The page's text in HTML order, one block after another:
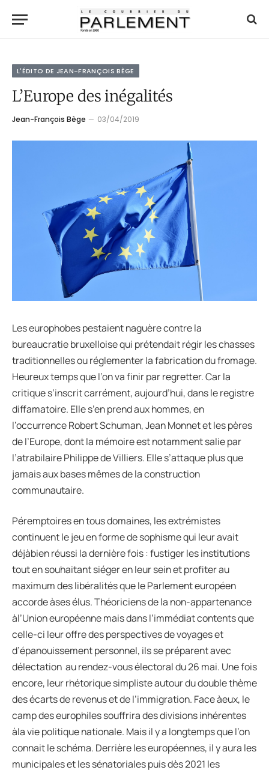
L'ÉDITO DE JEAN-FRANÇOIS BÈGE
L’Europe des inégalités
Jean-François Bège 03/04/2019
Les europhobes pestaient naguère contre la
bureaucratie bruxelloise qui prétendait régir les chasses
traditionnelles ou réglementer la fabrication du fromage.
Heureux temps que l’on va finir par regretter. Car la
critique s’inscrit carrément, aujourd’hui, dans le registre
diffamatoire. Elle s’en prend aux hommes, en
l’occurrence Robert Schuman, Jean Monnet et les pères
de l’Europe, dont la mémoire est notamment salie par
l’atrabilaire Philippe de Villiers. Elle s’attaque plus que
jamais aux bases mêmes de la construction
communautaire.
Péremptoires en tous domaines, les extrémistes
continuent le jeu en forme de sophisme qui leur avait
déjàbien réussi la dernière fois : fustiger les institutions
tout en souhaitant siéger en leur sein et profiter au
maximum des libéralités que le Parlement européen
accorde àses élus. Théoriciens de la non-appartenance
àl’Union européenne mais dans l’immédiat contents que
celle-ci leur offre des perspectives de voyages et
d’épanouissement personnel, ils se préparent avec
délectation au rendez-vous électoral du 26 mai. Une fois
encore, leur rhétorique simpliste autour du double thème
des écarts de revenus et de l’immigration. Face àeux, le
camp des europhiles souffrira des divisions inhérentes
àla vie politique nationale. Mais il y a longtemps que l’on
connait le schéma. Derrière les européennes, il y aura les
municipales et les sénatoriales puis dès 2021 les